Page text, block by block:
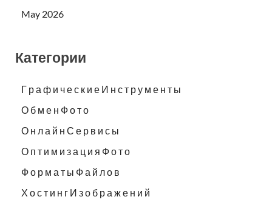
May 2026
Категории
Г р а ф и ч е с к и е И н с т р у м е н т ы
О б м е н Ф о т о
О н л а й н С е р в и с ы
О п т и м и з а ц и я Ф о т о
Ф о р м а т ы Ф а й л о в
Х о с т и н г И з о б р а ж е н и й